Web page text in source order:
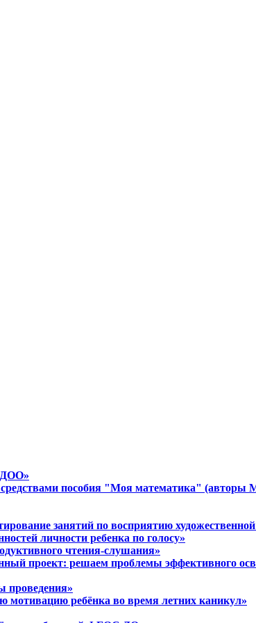
ДОО»
средствами пособия "Моя математика"
занятий по восприятию
личности ребенка по голосу»
чтения-слушания»
проект: решаем проблемы эффективного
проведения»
мотивацию ребёнка во время летних каникул»